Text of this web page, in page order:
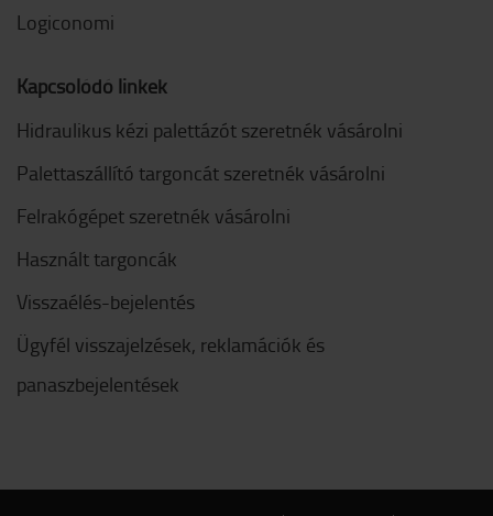
Logiconomi
Kapcsolódó linkek
Hidraulikus kézi palettázót szeretnék vásárolni
Palettaszállító targoncát szeretnék vásárolni
Felrakógépet szeretnék vásárolni
Használt targoncák
Visszaélés-bejelentés
Ügyfél visszajelzések, reklamációk és
panaszbejelentések